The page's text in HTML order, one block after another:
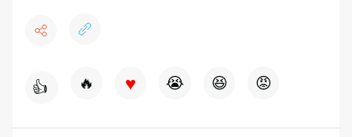
👍 🔥 ♥ 😭 😆 😡